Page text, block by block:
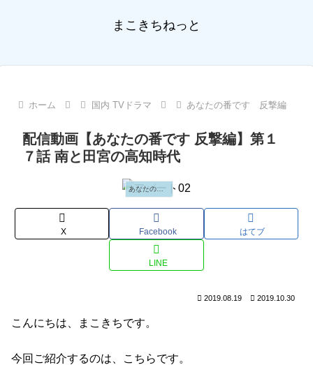
まこきちねっと
ホーム 国内 TVドラマ あなたの番です 反撃編
配信動画【あなたの番です 反撃編】第１
７話 南と田宮の高知時代
あなたの番です 反撃編
X Facebook はてブ
LINE
2019.08.19 2019.10.30
こんにちは、まこきちです。
今回ご紹介するのは、こちらです。